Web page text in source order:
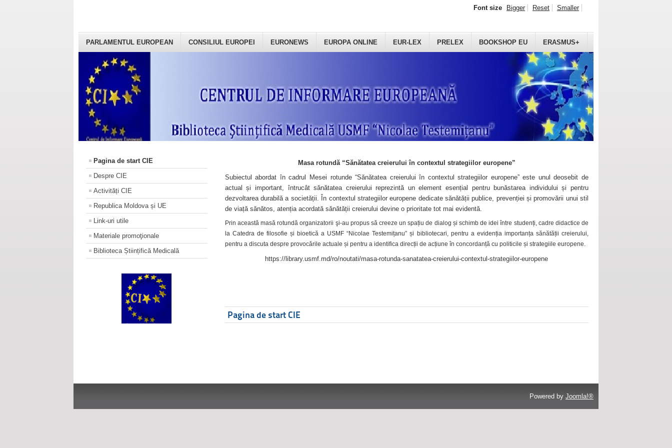
PARLAMENTUL EUROPEAN CONSILIUL EUROPEI EURONEWS EUROPA ONLINE EUR-LEX PRELEX BOOKSHOP EU ERASMUS+
Font size Bigger Reset Smaller
Pagina de start CIE
Despre CIE
Activități CIE
Republica Moldova și UE
Link-uri utile
Materiale promoţionale
Biblioteca Științifică Medicală
Masa rotundă “Sănătatea creierului în contextul strategiilor europene”
Subiectul abordat în cadrul Mesei rotunde “Sănătatea creierului în contextul strategiilor europene” este unul deosebit de
actual și important, întrucât sănătatea creierului reprezintă un element esențial pentru bunăstarea individului și pentru
dezvoltarea durabilă a societății. În contextul strategiilor europene dedicate sănătății publice, prevenției și promovării unui stil
de viață sănătos, atenția acordată sănătății creierului devine o prioritate tot mai evidentă.
Prin această masă rotundă organizatorii şi-au propus să creeze un spațiu de dialog și schimb de idei între studenți, cadre didactice de
la Catedra de filosofie și bioetică a USMF “Nicolae Testemițanu” și bibliotecari, pentru a evidenția importanța sănătății creierului,
pentru a discuta despre provocările actuale și pentru a identifica direcții de acțiune în concordanță cu politicile și strategiile europene.
https://library.usmf.md/ro/noutati/masa-rotunda-sanatatea-creierului-contextul-strategiilor-europene
Pagina de start CIE
Powered by Joomla!®